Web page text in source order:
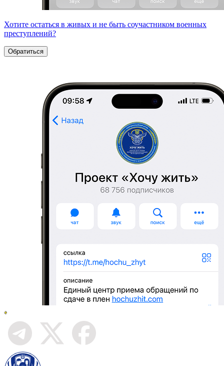
Хотите остаться в живых и не быть соучастником военных
преступлений?
Обратиться